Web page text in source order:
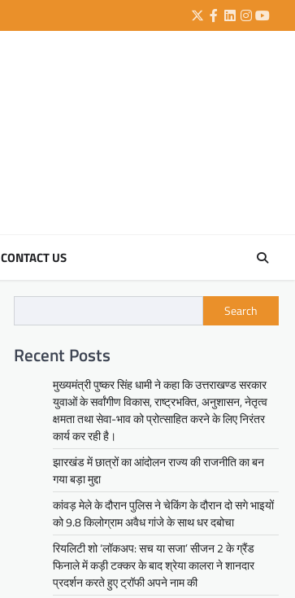
Twitter
Facebook
LinkedIn
CONTACT US
Search
Recent Posts
मुख्यमंत्री पुष्कर सिंह धामी ने कहा कि उत्तराखण्ड सरकार
युवाओं के सर्वांगीण विकास, राष्ट्रभक्ति, अनुशासन, नेतृत्व
क्षमता तथा सेवा-भाव को प्रोत्साहित करने के लिए निरंतर
कार्य कर रही है।
झारखंड में छात्रों का आंदोलन राज्य की राजनीति का बन
गया बड़ा मुद्दा
कांवड़ मेले के दौरान पुलिस ने चेकिंग के दौरान दो सगे भाइयों
को 9.8 किलोग्राम अवैध गांजे के साथ धर दबोचा
रियलिटी शो ‘लॉकअप: सच या सजा’ सीजन 2 के ग्रैंड
फिनाले में कड़ी टक्कर के बाद श्रेया कालरा ने शानदार
प्रदर्शन करते हुए ट्रॉफी अपने नाम की